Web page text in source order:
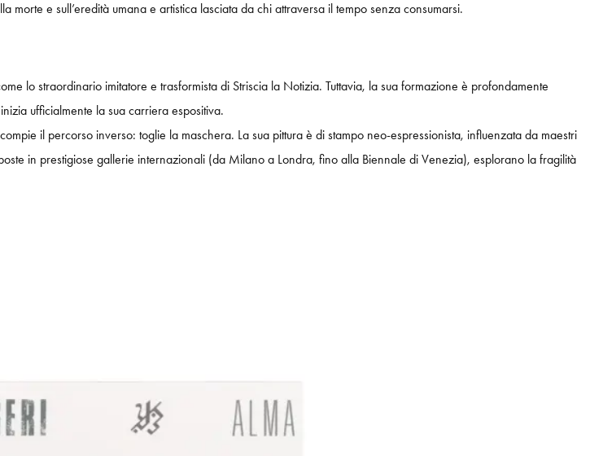
e sull’eredità umana e artistica lasciata da chi attraversa il tempo senza consumarsi.
lo straordinario imitatore e trasformista di Striscia la Notizia. Tuttavia, la sua formazione è profondamente
ufficialmente la sua carriera espositiva.
il percorso inverso: toglie la maschera. La sua pittura è di stampo neo-espressionista, influenzata da maestri
in prestigiose gallerie internazionali (da Milano a Londra, fino alla Biennale di Venezia), esplorano la fragilità